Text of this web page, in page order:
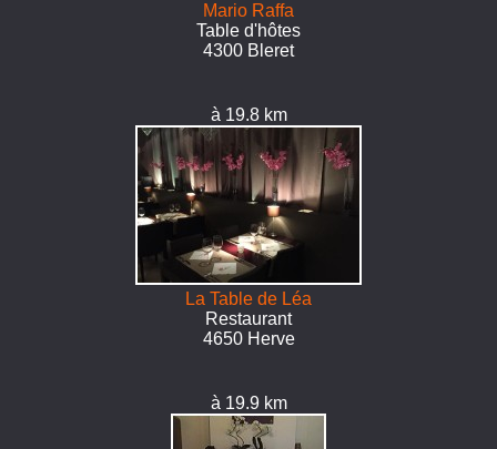
Mario Raffa
Table d'hôtes
4300 Bleret
à 19.8 km
La Table de Léa
Restaurant
4650 Herve
à 19.9 km